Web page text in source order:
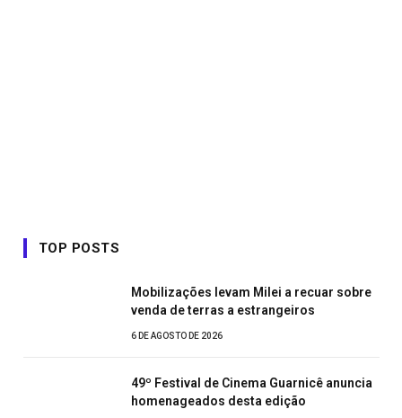
TOP POSTS
Mobilizações levam Milei a recuar sobre
venda de terras a estrangeiros
6 DE AGOSTO DE 2026
49º Festival de Cinema Guarnicê anuncia
homenageados desta edição